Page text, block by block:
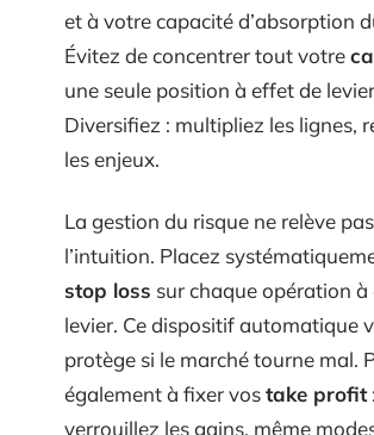
et à votre capacité d’absorption
Évitez de concentrer tout votre
une seule position à effet de
Diversifiez : multipliez les lignes,
les enjeux.
La gestion du risque ne relève
l’intuition. Placez
stop loss sur chaque opération
levier. Ce dispositif automatique
protège si le marché tourne mal.
également à fixer vostake profit:
verrouillez les gains, même